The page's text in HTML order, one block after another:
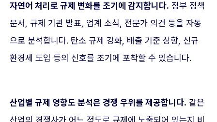
자연어 처리로 규제 변화를 조기에 감지합니다. 정부 정책
문서, 규제 기관 발표, 업계 소식, 전문가 의견 등을 자동
으로 분석합니다. 탄소 규제 강화, 배출 기준 상향, 신규
환경세 도입 등의 신호를 조기에 포착할 수 있습니다.
산업별 규제 영향도 분석은 경쟁 우위를 제공합니다. 같은
산업의 경쟁사가 어느 정도로 규제에 노출되어 있는지 비